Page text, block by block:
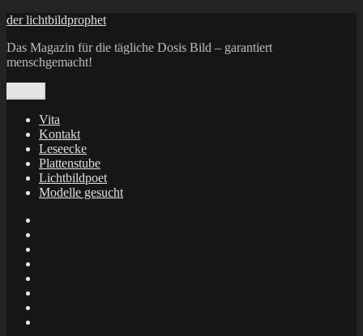
Zum
springen
der lichtbildprophet
Das Magazin für die tägliche Dosis Bild – garantiert
menschgemacht!
Vita
Kontakt
Leseecke
Plattenstube
Lichtbildpoet
Modelle gesucht